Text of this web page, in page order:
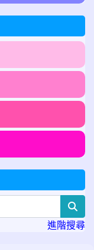
進階搜尋